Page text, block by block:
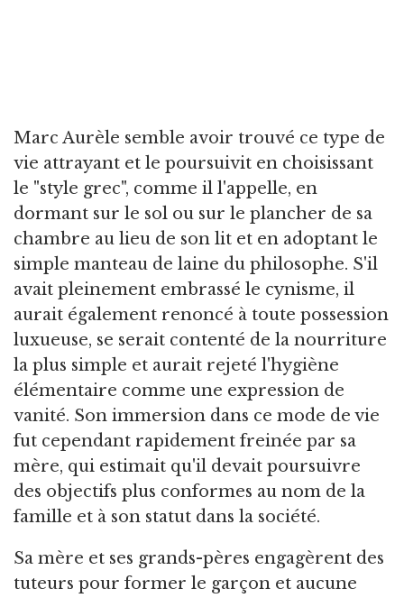
Marc Aurèle semble avoir trouvé ce type de
vie attrayant et le poursuivit en choisissant
le "style grec", comme il l'appelle, en
dormant sur le sol ou sur le plancher de sa
chambre au lieu de son lit et en adoptant le
simple manteau de laine du philosophe. S'il
avait pleinement embrassé le cynisme, il
aurait également renoncé à toute possession
luxueuse, se serait contenté de la nourriture
la plus simple et aurait rejeté l'hygiène
élémentaire comme une expression de
vanité. Son immersion dans ce mode de vie
fut cependant rapidement freinée par sa
mère, qui estimait qu'il devait poursuivre
des objectifs plus conformes au nom de la
famille et à son statut dans la société.
Sa mère et ses grands-pères engagèrent des
tuteurs pour former le garçon et aucune